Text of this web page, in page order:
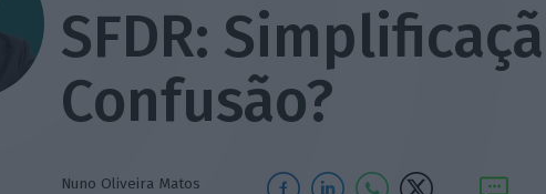
SFDR:
Confusão?
Nuno Oliveira Matos